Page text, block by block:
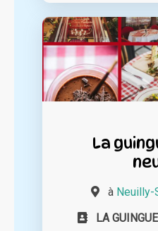
La
à Neuilly-
LA